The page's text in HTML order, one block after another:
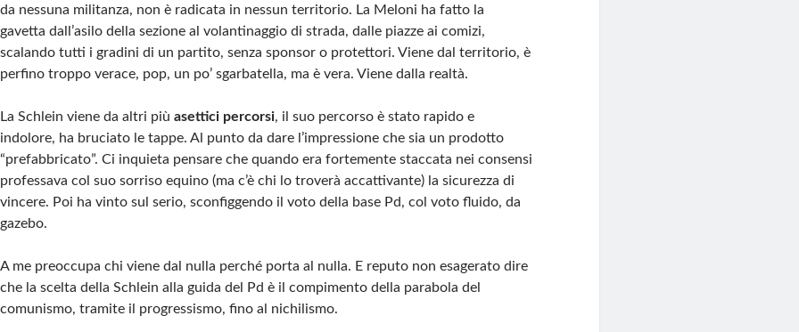
da nessuna militanza, non è radicata in nessun territorio. La Meloni ha fatto la
gavetta dall’asilo della sezione al volantinaggio di strada, dalle piazze ai comizi,
scalando tutti i gradini di un partito, senza sponsor o protettori. Viene dal territorio, è
perfino troppo verace, pop, un po’ sgarbatella, ma è vera. Viene dalla realtà.
La Schlein viene da altri piùasettici percorsi, il suo percorso è stato rapido e
indolore, ha bruciato le tappe. Al punto da dare l’impressione che sia un prodotto
“prefabbricato”. Ci inquieta pensare che quando era fortemente staccata nei consensi
professava col suo sorriso equino (ma c’è chi lo troverà accattivante) la sicurezza di
vincere. Poi ha vinto sul serio, sconfiggendo il voto della base Pd, col voto fluido, da
gazebo.
A me preoccupa chi viene dal nulla perché porta al nulla. E reputo non esagerato dire
che la scelta della Schlein alla guida del Pd è il compimento della parabola del
comunismo, tramite il progressismo, fino al nichilismo.